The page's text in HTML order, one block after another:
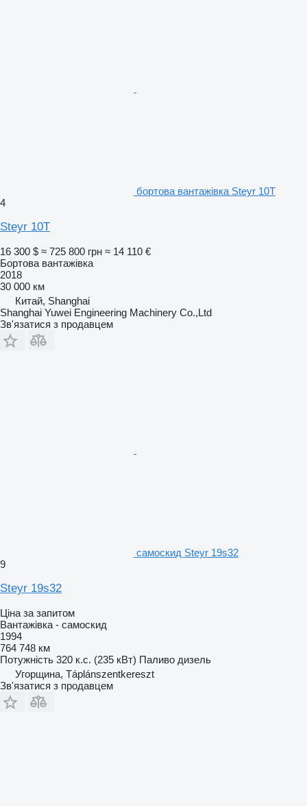
бортова вантажівка Steyr 10T
4
Steyr 10T
16 300 $ ≈ 725 800 грн ≈ 14 110 €
Бортова вантажівка
2018
30 000 км
Китай, Shanghai
Shanghai Yuwei Engineering Machinery Co.,Ltd
Зв'язатися з продавцем
самоскид Steyr 19s32
9
Steyr 19s32
Ціна за запитом
Вантажівка - самоскид
1994
764 748 км
Потужність 320 к.с. (235 кВт) Паливо дизель
Угорщина, Táplánszentkereszt
Зв'язатися з продавцем